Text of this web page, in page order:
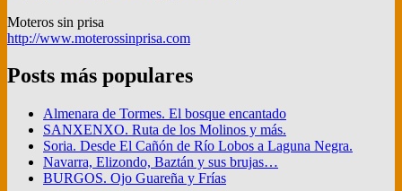
Moteros sin prisa
http://www.moterossinprisa.com
Posts más populares
Almenara de Tormes. El bosque encantado
SANXENXO. Ruta de los Molinos y más.
Soria. Desde El Cañón de Río Lobos a Laguna Negra.
Navarra, Elizondo, Baztán y sus brujas…
BURGOS. Ojo Guareña y Frías